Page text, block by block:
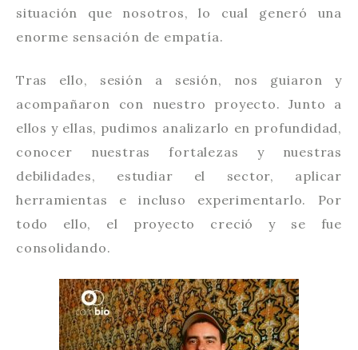
situación que nosotros, lo cual generó una
enorme sensación de empatía.
Tras ello, sesión a sesión, nos guiaron y
acompañaron con nuestro proyecto. Junto a
ellos y ellas, pudimos analizarlo en profundidad,
conocer nuestras fortalezas y nuestras
debilidades, estudiar el sector, aplicar
herramientas e incluso experimentarlo. Por
todo ello, el proyecto creció y se fue
consolidando.